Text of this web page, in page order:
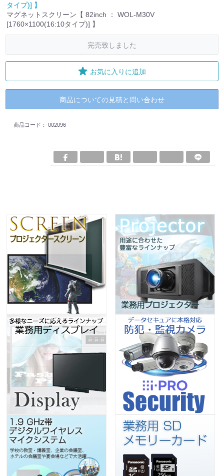
タイプ)] 】
マグネットスクリーン【 82inch ： WOL-M30V
[1760×1100(16:10タイプ)] 】
完売致しました
お気に入りに追加
商品についての見積と問い合わせ
商品コード： 002096